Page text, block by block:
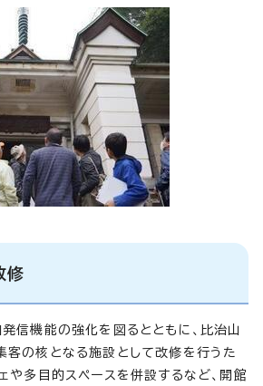
修
信機能の強化を図るとともに、比治山
客の核となる施設として改修を行うた
や多目的スペースを併設するなど、開館